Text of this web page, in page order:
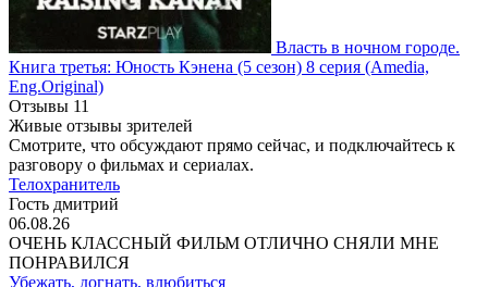
Власть в ночном городе.
Книга третья: Юность Кэнена (5 сезон) 8 серия (Amedia,
Eng.Original)
Отзывы 11
Живые отзывы зрителей
Смотрите, что обсуждают прямо сейчас, и подключайтесь к
разговору о фильмах и сериалах.
Телохранитель
Гость дмитрий
06.08.26
ОЧЕНЬ КЛАССНЫЙ ФИЛЬМ ОТЛИЧНО СНЯЛИ МНЕ
ПОНРАВИЛСЯ
Убежать, догнать, влюбиться